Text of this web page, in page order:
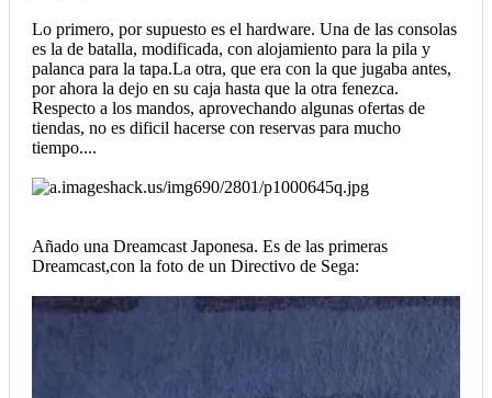
Lo primero, por supuesto es el hardware. Una de las consolas
es la de batalla, modificada, con alojamiento para la pila y
palanca para la tapa.La otra, que era con la que jugaba antes,
por ahora la dejo en su caja hasta que la otra fenezca.
Respecto a los mandos, aprovechando algunas ofertas de
tiendas, no es dificil hacerse con reservas para mucho
tiempo....
Añado una Dreamcast Japonesa. Es de las primeras
Dreamcast,con la foto de un Directivo de Sega: